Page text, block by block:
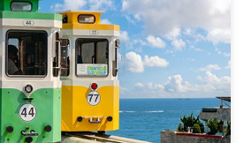
熱門韓國遊